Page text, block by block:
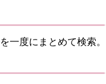
一度にまとめて検索。